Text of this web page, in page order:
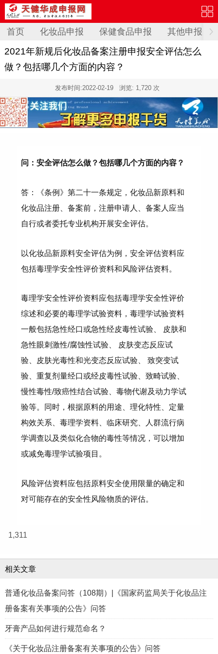
首页 化妆品申报 保健食品申报 其他申报
2021年新规后化妆品备案注册申报安全评估怎么
做？包括哪几个方面的内容？
发布时间:2022-02-19 浏览: 1,720 次
问：安全评估怎么做？包括哪几个方面的内容？
答：《条例》第二十一条规定，化妆品新原料和
化妆品注册、备案前，注册申请人、备案人应当
自行或者委托专业机构开展安全评估。
以化妆品新原料安全评估为例，安全评估资料应
包括毒理学安全性评价资料和风险评估资料。
毒理学安全性评价资料应包括毒理学安全性评价
综述和必要的毒理学试验资料，毒理学试验资料
一般包括急性经口或急性经皮毒性试验、 皮肤和
急性眼刺激性/腐蚀性试验、 皮肤变态反应试
验、皮肤光毒性和光变态反应试验、 致突变试
验、重复剂量经口或经皮毒性试验、致畸试验、
慢性毒性/致癌性结合试验、毒物代谢及动力学试
验等。同时，根据原料的用途、理化特性、定量
构效关系、毒理学资料、临床研究、人群流行病
学调查以及类似化合物的毒性等情况，可以增加
或减免毒理学试验项目。
风险评估资料应包括原料安全使用限量的确定和
对可能存在的安全性风险物质的评估。
1,311
相关文章
普通化妆品备案问答（108期）|《国家药监局关于化妆品注
册备案有关事项的公告》问答
牙膏产品如何进行规范命名？
《关于化妆品注册备案有关事项的公告》问答